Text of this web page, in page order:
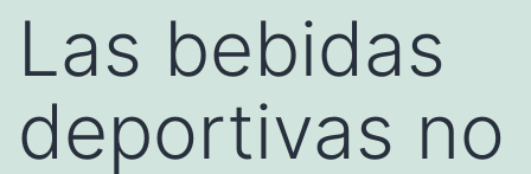
Las bebidas
deportivas no